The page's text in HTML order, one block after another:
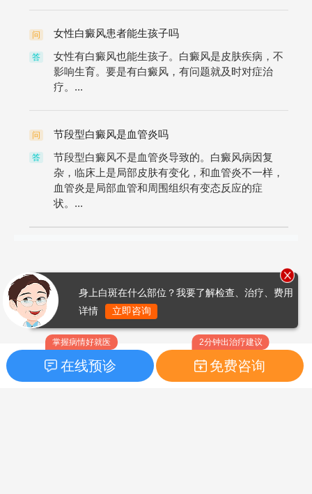
问 女性白癜风患者能生孩子吗
答
女性有白癜风也能生孩子。白癜风是皮肤疾病，不
影响生育。要是有白癜风，有问题就及时对症治
疗。...
问 节段型白癜风是血管炎吗
答
节段型白癜风不是血管炎导致的。白癜风病因复
杂，临床上是局部皮肤有变化，和血管炎不一样，
血管炎是局部血管和周围组织有变态反应的症
状。...
掌握病情好就医
在线预诊
2分钟出治疗建议
免费咨询
身上白斑在什么部位？我要了解检查、治疗、费用
详情
立即咨询